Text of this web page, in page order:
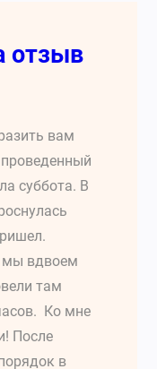
отзыв
вам
суббота. В
мы вдвоем
там
Ко мне
После
в